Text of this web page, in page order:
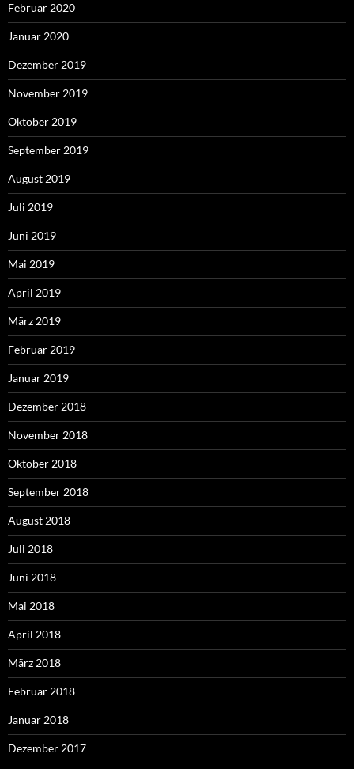
Februar 2020
Januar 2020
Dezember 2019
November 2019
Oktober 2019
September 2019
August 2019
Juli 2019
Juni 2019
Mai 2019
April 2019
März 2019
Februar 2019
Januar 2019
Dezember 2018
November 2018
Oktober 2018
September 2018
August 2018
Juli 2018
Juni 2018
Mai 2018
April 2018
März 2018
Februar 2018
Januar 2018
Dezember 2017